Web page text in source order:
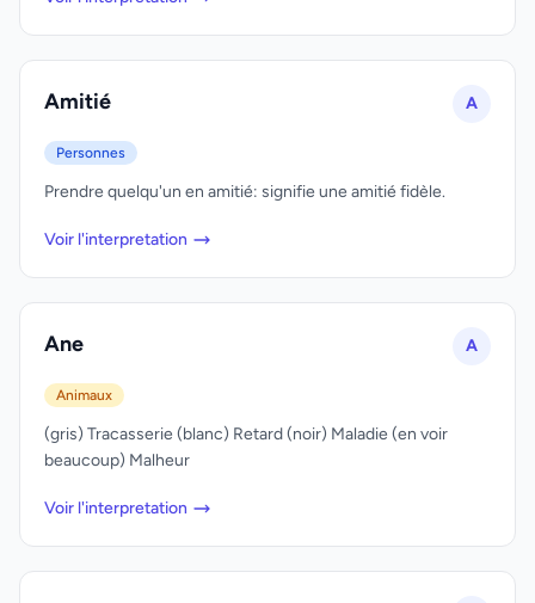
Amitié A
Personnes
Prendre quelqu'un en amitié: signifie une amitié fidèle.
Voir l'interpretation
Ane A
Animaux
(gris) Tracasserie (blanc) Retard (noir) Maladie (en voir
beaucoup) Malheur
Voir l'interpretation